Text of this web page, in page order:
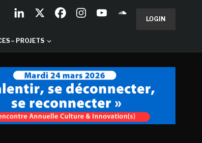
LOGIN
– PROJETS